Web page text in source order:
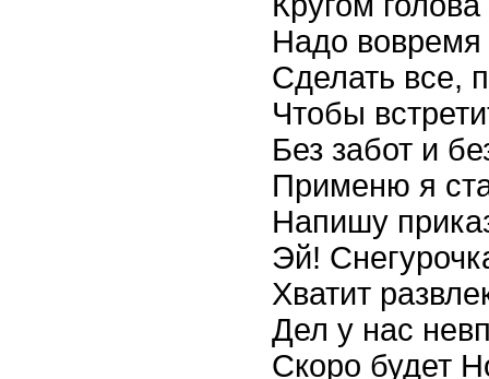
Надо вовремя
Сделать все,
Чтобы
Без забот и
Применю я
Напишу
Эй!
Хватит
Дел у нас
Скоро будет